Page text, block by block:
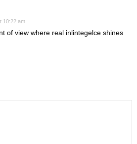
10:22 am
of view where real inlintegelce shines